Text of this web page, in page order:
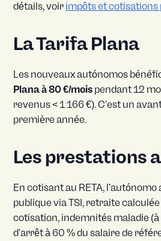
détails, voir impôts et
La Tarifa Plana
Les nouveaux autónomos
Plana à 80 €/mois pendant 12
revenus < 1 166 €). C'est un
première année.
Les prestations
En cotisant au RETA, l'autónomo
publique via TSI, retraite
cotisation, indemnités maladie
d'arrêt à 60 % du salaire de